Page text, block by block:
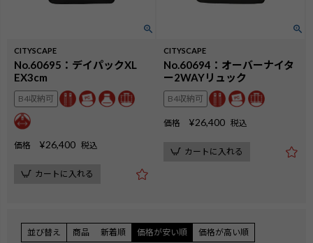
CITYSCAPE
No.60695：デイパックXL
EX3cm
B4収納可
価格 ¥26,400 税込
カートに入れる
CITYSCAPE
No.60694：オーバーナイタ
ー2WAYリュック
B4収納可
価格 ¥26,400 税込
カートに入れる
並び替え 商品 新着順 価格が安い順 価格が高い順